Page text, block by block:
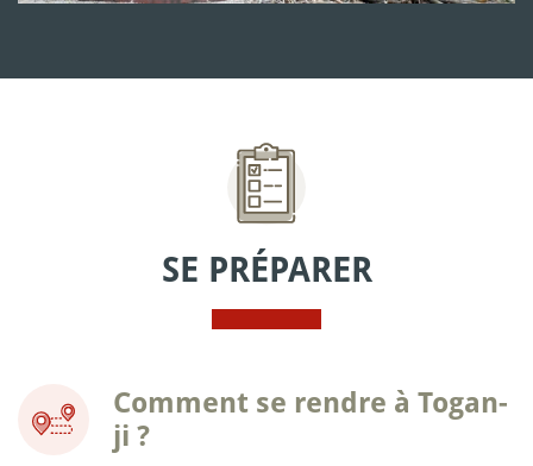
SE PRÉPARER
Comment se rendre à Togan-
ji ?